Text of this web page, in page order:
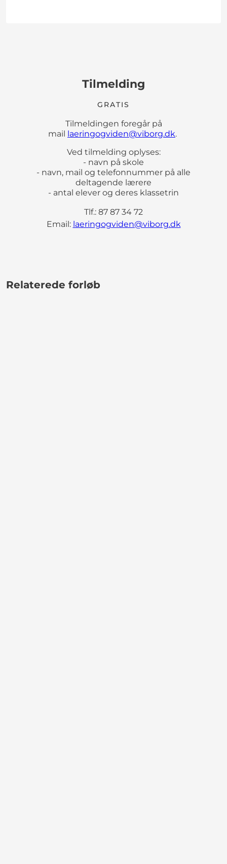
Tilmelding
GRATIS
Tilmeldingen foregår på
mail laeringogviden@viborg.dk.
Ved tilmelding oplyses:
- navn på skole
- navn, mail og telefonnummer på alle
deltagende lærere
- antal elever og deres klassetrin
Tlf.: 87 87 34 72
Email: laeringogviden@viborg.dk
Relaterede forløb